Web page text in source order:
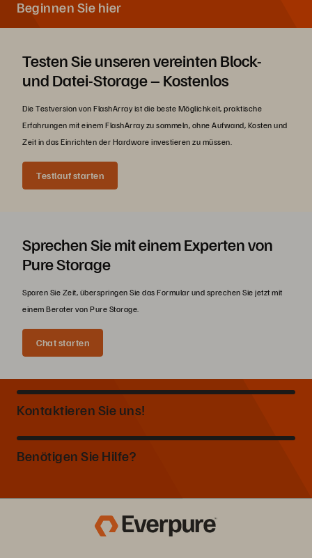
Beginnen Sie hier
Testen Sie unseren vereinten Block-
und Datei-Storage – Kostenlos
Die Testversion von FlashArray ist die beste Möglichkeit, praktische
Erfahrungen mit einem FlashArray zu sammeln, ohne Aufwand, Kosten und
Zeit in das Einrichten der Hardware investieren zu müssen.
Testlauf starten
Sprechen Sie mit einem Experten von
Pure Storage
Sparen Sie Zeit, überspringen Sie das Formular und sprechen Sie jetzt mit
einem Berater von Pure Storage.
Chat starten
Kontaktieren Sie uns!
Benötigen Sie Hilfe?